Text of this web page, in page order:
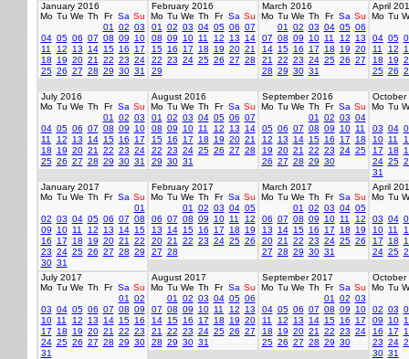
January 2016
Mo Tu We Th Fr Sa Su
01
02 03
04 05 06 07 08 09
10
11
12 13 14 15 16
17
18
19 20 21 22 23 24
25 26 27 28 29 30 31
February 2016
Mo Tu We Th Fr Sa Su
01
02 03 04 05 06 07
08 09 10 11 12 13
14
15 16 17 18 19 20 21
22 23 24 25 26 27 28
29
March 2016
Mo Tu We Th Fr Sa Su
01
02 03 04 05 06
07 08 09 10 11 12
13
14 15 16 17 18 19 20
21
22 23 24 25 26 27
28 29 30 31
April
Mo Tu
04 05
11
12
18
19
25 26
July 2016
Mo Tu We Th Fr Sa Su
01
02 03
04 05 06 07 08 09
10
11
12 13 14 15 16
17
18
19 20 21 22 23 24
25 26 27 28 29 30 31
August 2016
Mo Tu We Th Fr Sa Su
01
02 03 04 05 06 07
08 09 10 11 12 13
14
15 16 17 18 19 20 21
22 23 24 25 26 27 28
29 30 31
September 2016
Mo Tu We Th Fr Sa Su
01
02 03 04
05 06 07 08 09 10 11
12
13 14 15 16 17
18
19 20 21 22 23 24 25
26 27 28 29 30
October
Mo Tu
03 04
10 11
17
18
24 25
31
January 2017
Mo Tu We Th Fr Sa Su
01
02 03 04 05 06 07 08
09
10 11 12 13 14 15
16
17 18 19 20 21
22
23 24 25 26 27 28 29
30 31
February 2017
Mo Tu We Th Fr Sa Su
01
02 03 04 05
06 07 08 09 10 11
12
13
14 15 16 17 18
19
20 21 22 23 24 25 26
27 28
March 2017
Mo Tu We Th Fr Sa Su
01
02 03 04 05
06 07 08 09 10 11
12
13
14 15 16 17 18
19
20 21 22 23 24 25 26
27 28 29 30 31
April
Mo Tu
03 04
10 11
17
18
24 25
July 2017
Mo Tu We Th Fr Sa Su
01
02
03 04 05 06 07 08 09
10 11 12 13 14 15 16
17
18 19 20 21 22 23
24 25 26 27 28 29 30
31
August 2017
Mo Tu We Th Fr Sa Su
01
02 03 04 05 06
07 08 09 10 11 12
13
14 15 16 17 18 19 20
21
22 23 24 25 26 27
28 29 30 31
September 2017
Mo Tu We Th Fr Sa Su
01
02 03
04 05 06 07 08 09
10
11
12 13 14 15 16
17
18
19 20 21 22 23 24
25 26 27 28 29 30
October
Mo Tu
02 03
09
10
16
17
23 24
30 31